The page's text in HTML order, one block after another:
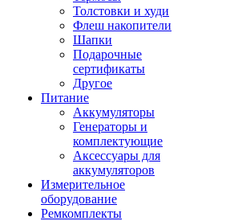
Толстовки и худи
Флеш накопители
Шапки
Подарочные
сертификаты
Другое
Питание
Аккумуляторы
Генераторы и
комплектующие
Аксессуары для
аккумуляторов
Измерительное
оборудование
Ремкомплекты